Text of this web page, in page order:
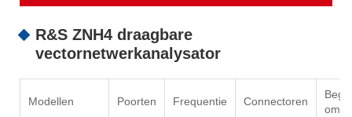
R&S ZNH4 draagbare
vectornetwerkanalysator
Modellen Poorten Frequentie Connectoren
om